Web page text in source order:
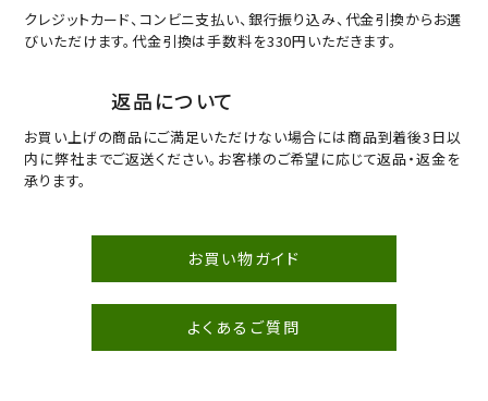
クレジットカード、コンビニ支払い、銀行振り込み、代金引換からお選
びいただけます。代金引換は手数料を330円いただきます。
返品について
お買い上げの商品にご満足いただけない場合には商品到着後3日以
内に弊社までご返送ください。お客様のご希望に応じて返品・返金を
承ります。
お買い物ガイド
よくあるご質問